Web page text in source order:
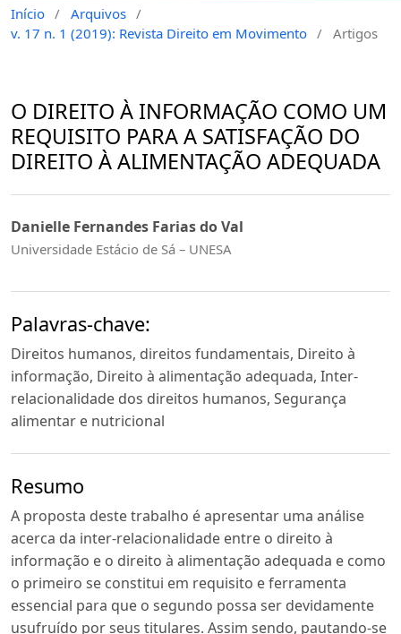
Início / Arquivos /
v. 17 n. 1 (2019): Revista Direito em Movimento / Artigos
O DIREITO À INFORMAÇÃO COMO UM
REQUISITO PARA A SATISFAÇÃO DO
DIREITO À ALIMENTAÇÃO ADEQUADA
Danielle Fernandes Farias do Val
Universidade Estácio de Sá – UNESA
Palavras-chave:
Direitos humanos, direitos fundamentais, Direito à
informação, Direito à alimentação adequada, Inter-
relacionalidade dos direitos humanos, Segurança
alimentar e nutricional
Resumo
A proposta deste trabalho é apresentar uma análise
acerca da inter-relacionalidade entre o direito à
informação e o direito à alimentação adequada e como
o primeiro se constitui em requisito e ferramenta
essencial para que o segundo possa ser devidamente
usufruído por seus titulares. Assim sendo, pautando-se